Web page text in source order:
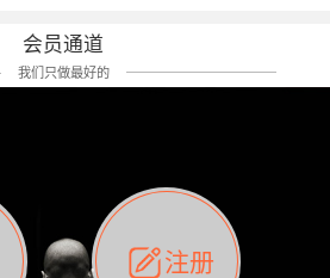
痛影响走路。当天疼痛部贴了EDF和胃十字，膝
关节贴了半月板贴布。第2天第12肋部的EDF和
消失，贴布也没有出现进一步瘙痒过敏。而膝
关节的半月板贴布张力用的100%，但自始至终
它都很坚强的贴着，没有出现过任何瘙痒的迹
象。不同的条件下，同一个身体，不同的部位
以激发身体的自然愈合能力。 通常，药物会削
弱细胞因子的作用，单方面还会引起副作用的
症状。 与此相比，Kinesio肌内效贴创造了细
的控制仍有许多未知。 细胞因子是一种酵素，
各种各样的酵素起着适当的作用，为细胞创造
了适合居住的环境。 在现代医学上，这种细胞
因子是一种酶的观点往往被否定，但在体内有
状，而是指贴布本身很重量，以及贴布刺激的
类型。贴布的应用充分利用了体内由间质液组
成的自然流体力学的流体层。这种轻微的刺激
间，还可以在单片贴布上提供支持和深度刺
激。通过对间质液的适当控制，可以连接皮下
筋膜，对关节进行非常轻柔的刺激，增加患部
的治疗区域。 snowflake“雪花”贴布不会妨碍皮
会员通道
我们只做最好的
注册